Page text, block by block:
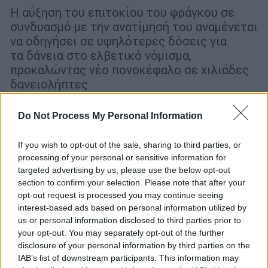
Do Not Process My Personal Information
If you wish to opt-out of the sale, sharing to third parties, or
processing of your personal or sensitive information for
targeted advertising by us, please use the below opt-out
section to confirm your selection. Please note that after your
opt-out request is processed you may continue seeing
interest-based ads based on personal information utilized by
us or personal information disclosed to third parties prior to
your opt-out. You may separately opt-out of the further
disclosure of your personal information by third parties on the
IAB’s list of downstream participants. This information may
Η αύξηση του επιτοκίου του φράγκου σε
συνδυασμό με την ανατίμησή του αναμένεται
να οδηγήσει σε υψηλότερες δόσεις για
τα δάνεια στο ελβετικό νόμισμα,
προκαλώντας νέο πονοκέφαλο σε χιλιάδες
δανειολήπτες